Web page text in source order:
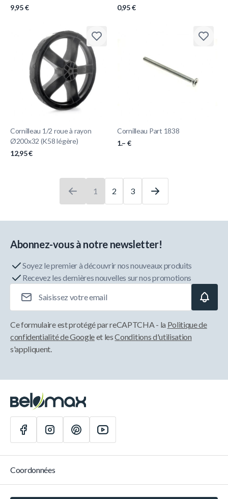
9,95 €
0,95 €
Cornilleau 1/2 roue à rayon
Ø200x32 (K58 légère)
12,95 €
Cornilleau Part 1838
1.– €
Vous lisez actuellement la page
1
Page
2
Page
3
Abonnez-vous à notre newsletter!
Soyez le premier à découvrir nos nouveaux produits
Recevez les dernières nouvelles sur nos promotions
Ce formulaire est protégé par reCAPTCHA - la Politique de
confidentialité de Googleet lesConditions d'utilisation
s'appliquent.
Coordonnées